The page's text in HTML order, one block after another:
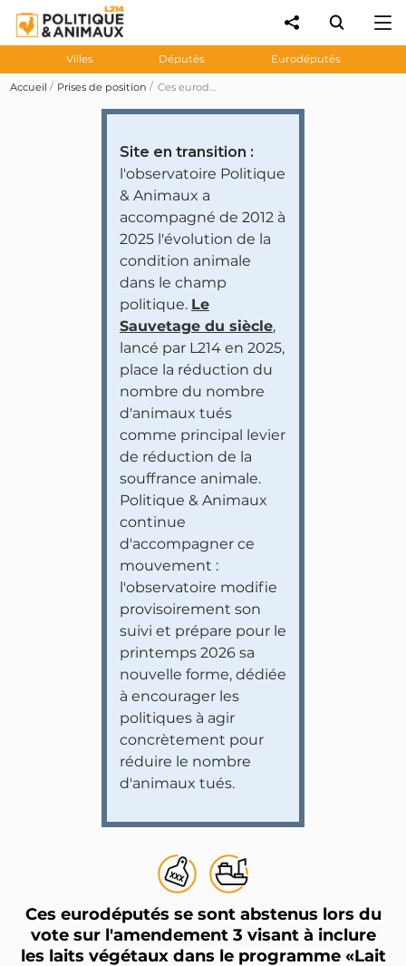
Villes Députés Eurodéputés
Accueil Prises de position Ces eurodéputés se sont abstenus lors du vote sur l'amendement 3 visant à inclure les laits végétaux dans le programme «Lait et fruits et légumes à l'école» (rejeté)
Site en transition :
l'observatoire Politique
& Animaux a
accompagné de 2012 à
2025 l'évolution de la
condition animale
dans le champ
politique. Le
Sauvetage du siècle,
lancé par L214 en 2025,
place la réduction du
nombre du nombre
d'animaux tués
comme principal levier
de réduction de la
souffrance animale.
Politique & Animaux
continue
d'accompagner ce
mouvement :
l'observatoire modifie
provisoirement son
suivi et prépare pour le
printemps 2026 sa
nouvelle forme, dédiée
à encourager les
politiques à agir
concrètement pour
réduire le nombre
d'animaux tués.
Ces eurodéputés se sont abstenus lors du
vote sur l'amendement 3 visant à inclure
les laits végétaux dans le programme «Lait